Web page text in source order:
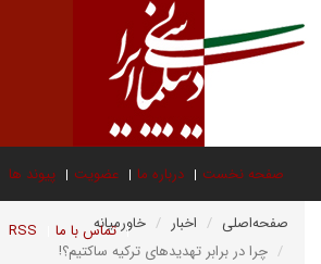
صفحه نخست درباره ما عضویت پیوند ها
تماس با ما RSS صفحه‌اصلی اخبار
خاورمیانه
چرا در برابر تهدیدهای ترکیه ساکتیم؟!